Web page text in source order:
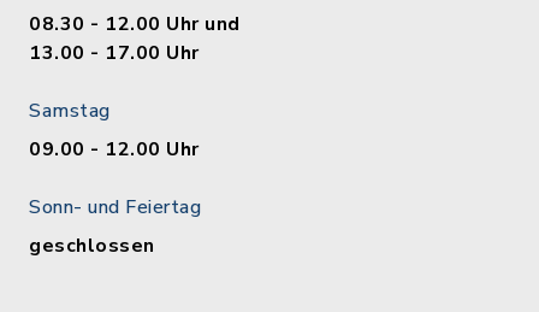
08.30 - 12.00 Uhr und
13.00 - 17.00 Uhr
Samstag
09.00 - 12.00 Uhr
Sonn- und Feiertag
geschlossen